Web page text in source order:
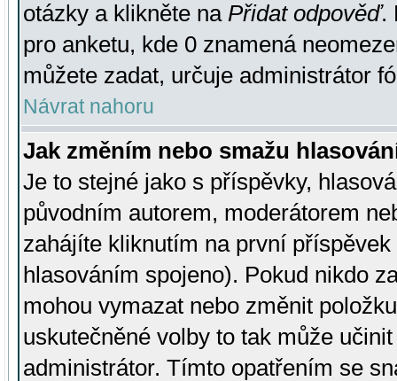
otázky a klikněte na Přidat odpověď.
pro anketu, kde 0 znamená
můžete zadat, určuje administrátor
Návrat nahoru
Jak změním nebo smažu
Je to stejné jako s příspěvky,
původním autorem, moderátorem
zahájíte kliknutím na první
hlasováním spojeno). Pokud nikdo
mohou vymazat nebo změnit
uskutečněné volby to tak může
administrátor. Tímto opatřením se